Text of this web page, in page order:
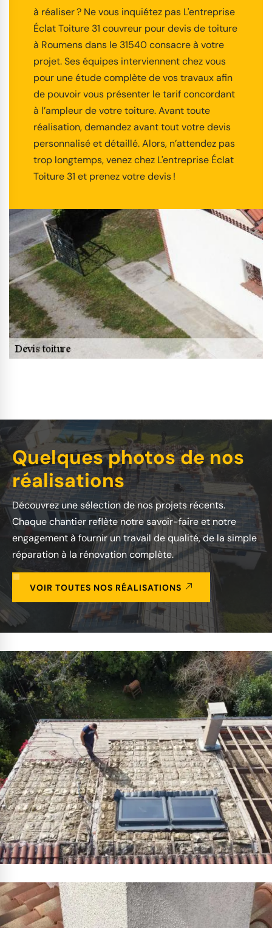
à réaliser ? Ne vous inquiétez pas L'entreprise
Éclat Toiture 31 couvreur pour devis de toiture
à Roumens dans le 31540 consacre à votre
projet. Ses équipes interviennent chez vous
pour une étude complète de vos travaux afin
de pouvoir vous présenter le tarif concordant
à l’ampleur de votre toiture. Avant toute
réalisation, demandez avant tout votre devis
personnalisé et détaillé. Alors, n’attendez pas
trop longtemps, venez chez L'entreprise Éclat
Toiture 31 et prenez votre devis !
Quelques photos de nos
réalisations
Découvrez une sélection de nos projets récents.
Chaque chantier reflète notre savoir-faire et notre
engagement à fournir un travail de qualité, de la simple
réparation à la rénovation complète.
VOIR TOUTES NOS RÉALISATIONS